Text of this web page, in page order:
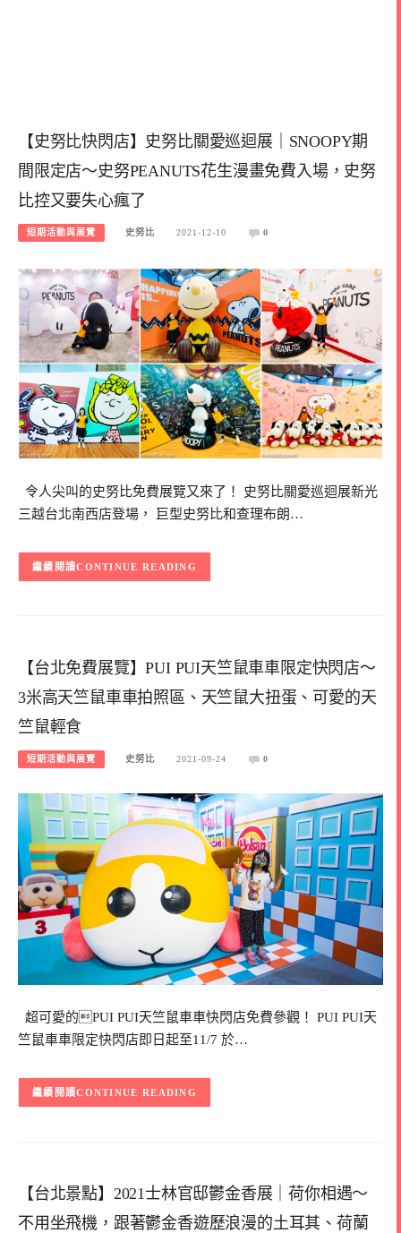
【史努比快閃店】史努比關愛巡迴展｜SNOOPY期
間限定店～史努PEANUTS花生漫畫免費入場，史努
比控又要失心瘋了
短期活動與展覽 史努比 2021-12-10 0
令人尖叫的史努比免費展覽又來了！ 史努比關愛巡迴展新光
三越台北南西店登場， 巨型史努比和查理布朗…
CONTINUE READING
【台北免費展覽】PUI PUI天竺鼠車車限定快閃店～
3米高天竺鼠車車拍照區、天竺鼠大扭蛋、可愛的天
竺鼠輕食
短期活動與展覽 史努比 2021-09-24 0
超可愛的PUI PUI天竺鼠車車快閃店免費參觀！ PUI PUI天
竺鼠車車限定快閃店即日起至11/7 於…
CONTINUE READING
【台北景點】2021士林官邸鬱金香展｜荷你相遇～
不用坐飛機，跟著鬱金香遊歷浪漫的土耳其、荷蘭